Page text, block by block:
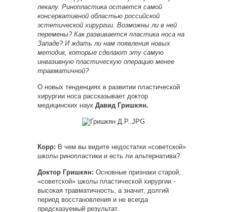
лекалу. Ринопластика остается самой
консервативной областью российской
эстетической хирургии. Возможны ли в ней
перемены? Как развивается пластика носа на
Западе? И ждать ли нам появления новых
методик, которые сделают эту самую
инвазивную пластическую операцию менее
травматичной?
О новых тенденциях в развитии пластической
хирургии носа рассказывает доктор
медицинских наук Давид Гришкян.
Корр: В чем вы видите недостатки «советской»
школы ринопластики и есть ли альтернатива?
Доктор Гришкян: Основные признаки старой,
«советской» школы пластической хирургии -
высокая травматичность, а значит, долгий
период восстановления и не всегда
предсказуемый результат.